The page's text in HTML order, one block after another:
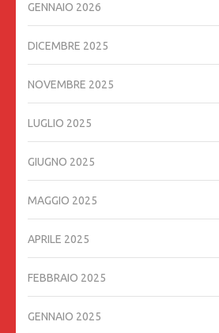
GENNAIO 2026
DICEMBRE 2025
NOVEMBRE 2025
LUGLIO 2025
GIUGNO 2025
MAGGIO 2025
APRILE 2025
FEBBRAIO 2025
GENNAIO 2025